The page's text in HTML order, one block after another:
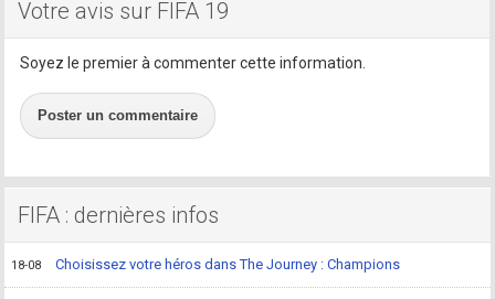
Votre avis sur FIFA 19
Soyez le premier à commenter cette information.
Poster un commentaire
FIFA : dernières infos
18-08 Choisissez votre héros dans The Journey : Champions